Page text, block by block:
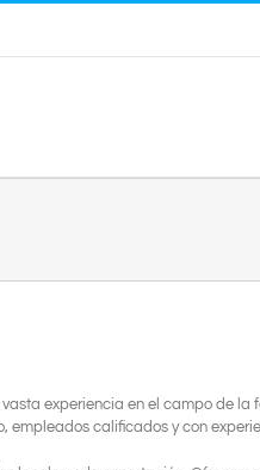
experiencia en el campo de
empleados calificados y con